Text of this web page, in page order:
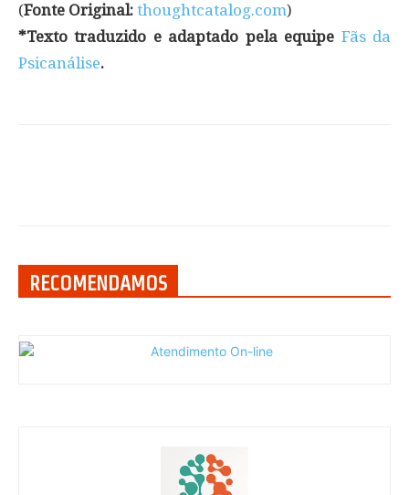
(Fonte Original: thoughtcatalog.com)
*Texto traduzido e adaptado pela equipe Fãs da
Psicanálise.
RECOMENDAMOS